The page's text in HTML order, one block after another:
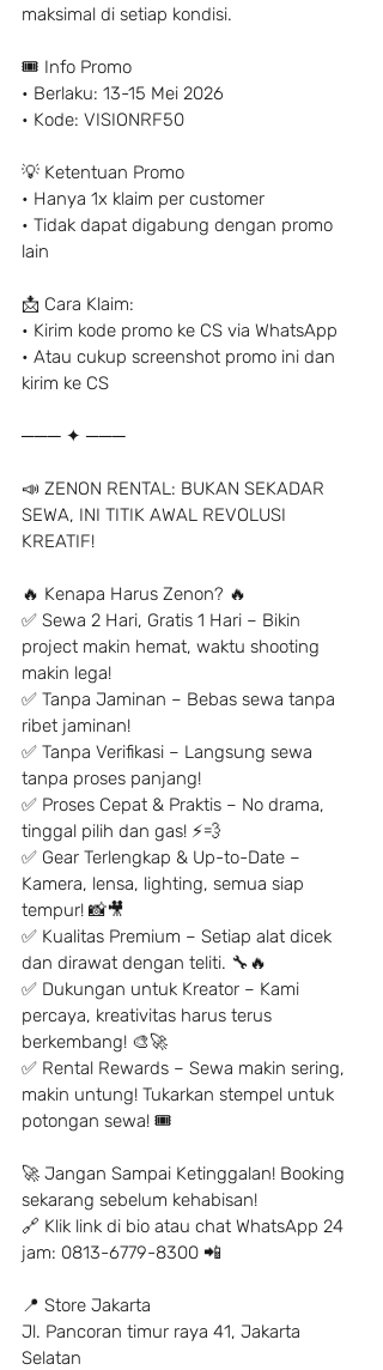
maksimal di setiap kondisi.
🎟 Info Promo
• Berlaku: 13-15 Mei 2026
• Kode: VISIONRF50
💡 Ketentuan Promo
• Hanya 1x klaim per customer
• Tidak dapat digabung dengan promo
lain
📩 Cara Klaim:
• Kirim kode promo ke CS via WhatsApp
• Atau cukup screenshot promo ini dan
kirim ke CS
─── ✦ ───
📣 ZENON RENTAL: BUKAN SEKADAR
SEWA, INI TITIK AWAL REVOLUSI
KREATIF!
🔥 Kenapa Harus Zenon? 🔥
✅ Sewa 2 Hari, Gratis 1 Hari – Bikin
project makin hemat, waktu shooting
makin lega!
✅ Tanpa Jaminan – Bebas sewa tanpa
ribet jaminan!
✅ Tanpa Verifikasi – Langsung sewa
tanpa proses panjang!
✅ Proses Cepat & Praktis – No drama,
tinggal pilih dan gas! ⚡️💨
✅ Gear Terlengkap & Up-to-Date –
Kamera, lensa, lighting, semua siap
tempur! 📸🎥
✅ Kualitas Premium – Setiap alat dicek
dan dirawat dengan teliti. 🔧🔥
✅ Dukungan untuk Kreator – Kami
percaya, kreativitas harus terus
berkembang! 🎨🚀
✅ Rental Rewards – Sewa makin sering,
makin untung! Tukarkan stempel untuk
potongan sewa! 🎟
🚀 Jangan Sampai Ketinggalan! Booking
sekarang sebelum kehabisan!
🔗 Klik link di bio atau chat WhatsApp 24
jam: 0813-6779-8300 📲
📍 Store Jakarta
Jl. Pancoran timur raya 41, Jakarta
Selatan